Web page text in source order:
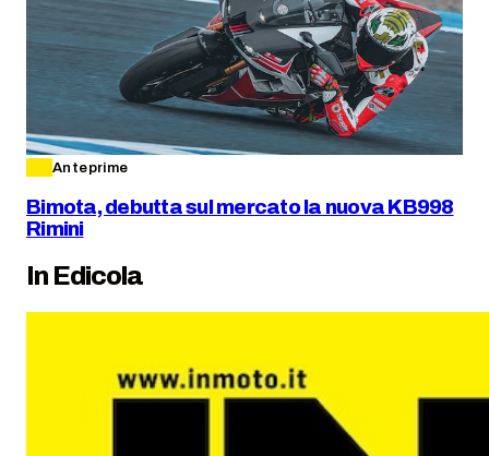
Anteprime
Bimota, debutta sul mercato la nuova KB998
Rimini
In Edicola